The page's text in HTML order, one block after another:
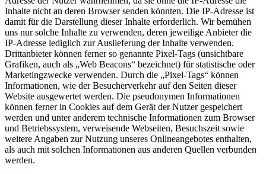
Inhalte nicht an deren Browser senden könnten. Die IP-Adresse ist
damit für die Darstellung dieser Inhalte erforderlich. Wir bemühen
uns nur solche Inhalte zu verwenden, deren jeweilige Anbieter die
IP-Adresse lediglich zur Auslieferung der Inhalte verwenden.
Drittanbieter können ferner so genannte Pixel-Tags (unsichtbare
Grafiken, auch als „Web Beacons“ bezeichnet) für statistische oder
Marketingzwecke verwenden. Durch die „Pixel-Tags“ können
Informationen, wie der Besucherverkehr auf den Seiten dieser
Website ausgewertet werden. Die pseudonymen Informationen
können ferner in Cookies auf dem Gerät der Nutzer gespeichert
werden und unter anderem technische Informationen zum Browser
und Betriebssystem, verweisende Webseiten, Besuchszeit sowie
weitere Angaben zur Nutzung unseres Onlineangebotes enthalten,
als auch mit solchen Informationen aus anderen Quellen verbunden
werden.